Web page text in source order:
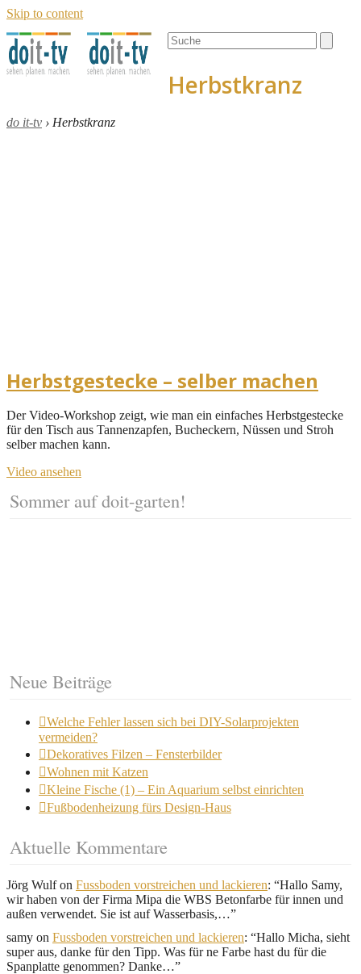
Skip to content
Open
mobile
Close
mobile
Search
Herbstkranz
do it-tv › Herbstkranz
Herbstgestecke – selber machen
Der Video-Workshop zeigt, wie man ein einfaches Herbstgestecke
für den Tisch aus Tannenzapfen, Bucheckern, Nüssen und Stroh
selber machen kann.
Video ansehen
Sommer auf doit-garten!
Neue Beiträge
Welche Fehler lassen sich bei DIY-Solarprojekten
vermeiden?
Dekoratives Filzen – Fensterbilder
Wohnen mit Katzen
Kleine Fische (1) – Ein Aquarium selbst einrichten
Fußbodenheizung fürs Design-Haus
Aktuelle Kommentare
Jörg Wulfon Fussboden vorstreichen und lackieren: “Hallo Samy,
wir haben von der Firma Mipa die WBS Betonfarbe für innen und
außen verwendet. Sie ist auf Wasserbasis,…”
samy on Fussboden vorstreichen und lackieren: “Hallo Micha, sieht
super aus, danke für den Tipp. Was für ne Farbe hast du für die
Spanplatte genommen? Danke…”